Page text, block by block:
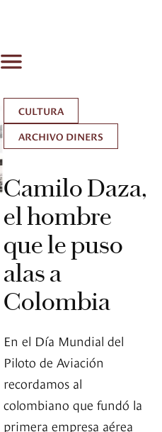
CULTURA
ARCHIVO DINERS
Camilo Daza,
el hombre
que le puso
alas a
Colombia
En el Día Mundial del
Piloto de Aviación
recordamos al
colombiano que fundó la
primera empresa aérea